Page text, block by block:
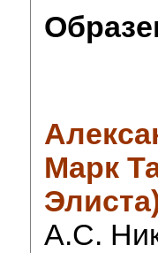
Марк
А.С.